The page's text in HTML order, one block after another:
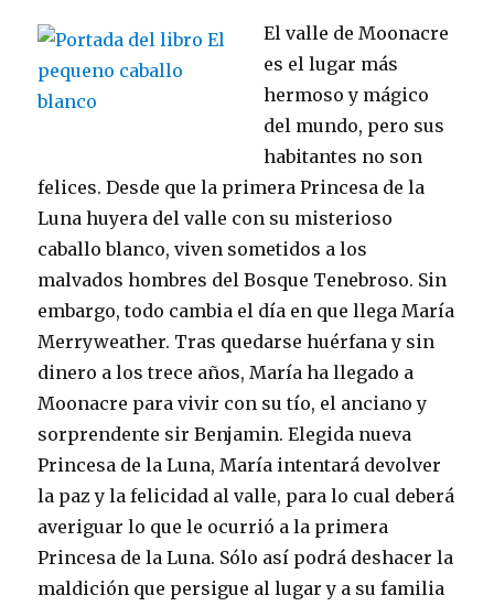
El valle de Moonacre
es el lugar más
hermoso y mágico
del mundo, pero sus
habitantes no son
felices. Desde que la primera Princesa de la
Luna huyera del valle con su misterioso
caballo blanco, viven sometidos a los
malvados hombres del Bosque Tenebroso. Sin
embargo, todo cambia el día en que llega María
Merryweather. Tras quedarse huérfana y sin
dinero a los trece años, María ha llegado a
Moonacre para vivir con su tío, el anciano y
sorprendente sir Benjamin. Elegida nueva
Princesa de la Luna, María intentará devolver
la paz y la felicidad al valle, para lo cual deberá
averiguar lo que le ocurrió a la primera
Princesa de la Luna. Sólo así podrá deshacer la
maldición que persigue al lugar y a su familia